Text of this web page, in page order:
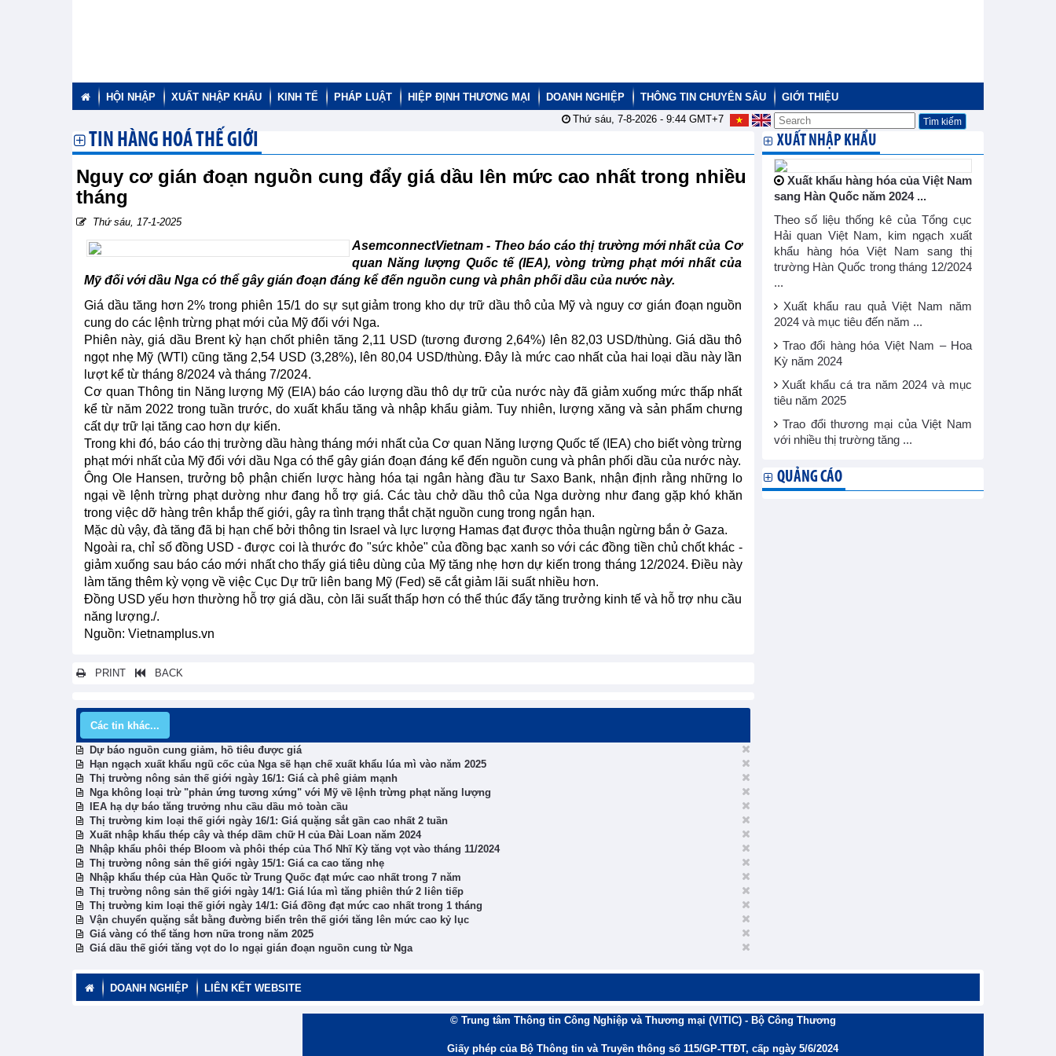
HỘI NHẬP XUẤT NHẬP KHẨU KINH TẾ PHÁP LUẬT HIỆP ĐỊNH THƯƠNG MẠI DOANH NGHIỆP THÔNG TIN CHUYÊN SÂU
GIỚI THIỆU
Thứ sáu, 7-8-2026 - 9:44GMT+7
TIN HÀNG HOÁ THẾ GIỚI
Nguy cơ gián đoạn nguồn cung đẩy giá dầu lên mức cao nhất trong nhiều
tháng
Thứ sáu, 17-1-2025
AsemconnectVietnam - Theo báo cáo thị trường mới nhất của Cơ
quan Năng lượng Quốc tế (IEA), vòng trừng phạt mới nhất của
Mỹ đối với dầu Nga có thể gây gián đoạn đáng kể đến nguồn cung và phân phối dầu của nước này.
Giá dầu tăng hơn 2% trong phiên 15/1 do sự sụt giảm trong kho dự trữ dầu thô của Mỹ và nguy cơ gián đoạn nguồn
cung do các lệnh trừng phạt mới của Mỹ đối với Nga.
Phiên này, giá dầu Brent kỳ hạn chốt phiên tăng 2,11 USD (tương đương 2,64%) lên 82,03 USD/thùng. Giá dầu thô
ngọt nhẹ Mỹ (WTI) cũng tăng 2,54 USD (3,28%), lên 80,04 USD/thùng. Đây là mức cao nhất của hai loại dầu này lần
lượt kể từ tháng 8/2024 và tháng 7/2024.
Cơ quan Thông tin Năng lượng Mỹ (EIA) báo cáo lượng dầu thô dự trữ của nước này đã giảm xuống mức thấp nhất
kể từ năm 2022 trong tuần trước, do xuất khẩu tăng và nhập khẩu giảm. Tuy nhiên, lượng xăng và sản phẩm chưng
cất dự trữ lại tăng cao hơn dự kiến.
Trong khi đó, báo cáo thị trường dầu hàng tháng mới nhất của Cơ quan Năng lượng Quốc tế (IEA) cho biết vòng trừng
phạt mới nhất của Mỹ đối với dầu Nga có thể gây gián đoạn đáng kể đến nguồn cung và phân phối dầu của nước này.
Ông Ole Hansen, trưởng bộ phận chiến lược hàng hóa tại ngân hàng đầu tư Saxo Bank, nhận định rằng những lo
ngại về lệnh trừng phạt dường như đang hỗ trợ giá. Các tàu chở dầu thô của Nga dường như đang gặp khó khăn
trong việc dỡ hàng trên khắp thế giới, gây ra tình trạng thắt chặt nguồn cung trong ngắn hạn.
Mặc dù vậy, đà tăng đã bị hạn chế bởi thông tin Israel và lực lượng Hamas đạt được thỏa thuận ngừng bắn ở Gaza.
Ngoài ra, chỉ số đồng USD - được coi là thước đo "sức khỏe" của đồng bạc xanh so với các đồng tiền chủ chốt khác -
giảm xuống sau báo cáo mới nhất cho thấy giá tiêu dùng của Mỹ tăng nhẹ hơn dự kiến trong tháng 12/2024. Điều này
làm tăng thêm kỳ vọng về việc Cục Dự trữ liên bang Mỹ (Fed) sẽ cắt giảm lãi suất nhiều hơn.
Đồng USD yếu hơn thường hỗ trợ giá dầu, còn lãi suất thấp hơn có thể thúc đẩy tăng trưởng kinh tế và hỗ trợ nhu cầu
năng lượng./.
Nguồn: Vietnamplus.vn
PRINT BACK
Các tin khác...
Dự báo nguồn cung giảm, hồ tiêu được giá
Hạn ngạch xuất khẩu ngũ cốc của Nga sẽ hạn chế xuất khẩu lúa mì vào năm 2025
Thị trường nông sản thế giới ngày 16/1: Giá cà phê giảm mạnh
Nga không loại trừ "phản ứng tương xứng" với Mỹ về lệnh trừng phạt năng lượng
IEA hạ dự báo tăng trưởng nhu cầu dầu mỏ toàn cầu
Thị trường kim loại thế giới ngày 16/1: Giá quặng sắt gần cao nhất 2 tuần
Xuất nhập khẩu thép cây và thép dầm chữ H của Đài Loan năm 2024
Nhập khẩu phôi thép Bloom và phôi thép của Thổ Nhĩ Kỳ tăng vọt vào tháng 11/2024
Thị trường nông sản thế giới ngày 15/1: Giá ca cao tăng nhẹ
Nhập khẩu thép của Hàn Quốc từ Trung Quốc đạt mức cao nhất trong 7 năm
Thị trường nông sản thế giới ngày 14/1: Giá lúa mì tăng phiên thứ 2 liên tiếp
Thị trường kim loại thế giới ngày 14/1: Giá đồng đạt mức cao nhất trong 1 tháng
Vận chuyển quặng sắt bằng đường biển trên thế giới tăng lên mức cao kỷ lục
Giá vàng có thể tăng hơn nữa trong năm 2025
Giá dầu thế giới tăng vọt do lo ngại gián đoạn nguồn cung từ Nga
XUẤT NHẬP KHẨU
Xuất khẩu hàng hóa của Việt Nam
sang Hàn Quốc năm 2024 ...
Theo số liệu thống kê của Tổng cục
Hải quan Việt Nam, kim ngạch xuất
khẩu hàng hóa Việt Nam sang thị
trường Hàn Quốc trong tháng 12/2024
...
Xuất khẩu rau quả Việt Nam năm
2024 và mục tiêu đến năm ...
Trao đổi hàng hóa Việt Nam – Hoa
Kỳ năm 2024
Xuất khẩu cá tra năm 2024 và mục
tiêu năm 2025
Trao đổi thương mại của Việt Nam
với nhiều thị trường tăng ...
QUẢNG CÁO
DOANH NGHIỆP LIÊN KẾT WEBSITE
© Trung tâm Thông tin Công Nghiệp và Thương mại (VITIC) - Bộ Công Thương
Giấy phép của Bộ Thông tin và Truyền thông số 115/GP-TTĐT, cấp ngày 5/6/2024